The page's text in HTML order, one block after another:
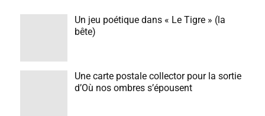
Un jeu poétique dans « Le Tigre » (la
bête)
Une carte postale collector pour la sortie
d’Où nos ombres s’épousent